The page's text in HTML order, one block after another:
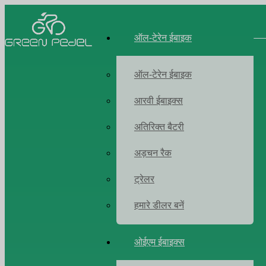
ऑल-टेरेन ईबाइक
ऑल-टेरेन ईबाइक
आरवी ईबाइक्स
अतिरिक्त बैटरी
अड़चन रैक
ट्रेलर
हमारे डीलर बनें
ओईएम ईबाइक्स